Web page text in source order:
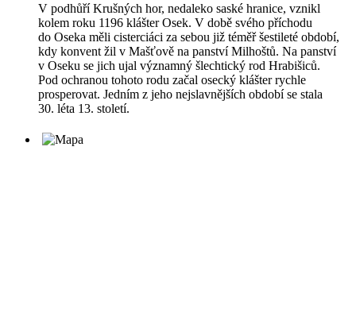
V podhůří Krušných hor, nedaleko saské hranice, vznikl
kolem roku 1196 klášter Osek. V době svého příchodu
do Oseka měli cisterciáci za sebou již téměř šestileté období,
kdy konvent žil v Mašťově na panství Milhoštů. Na panství
v Oseku se jich ujal významný šlechtický rod Hrabišiců.
Pod ochranou tohoto rodu začal osecký klášter rychle
prosperovat. Jedním z jeho nejslavnějších období se stala
30. léta 13. století.